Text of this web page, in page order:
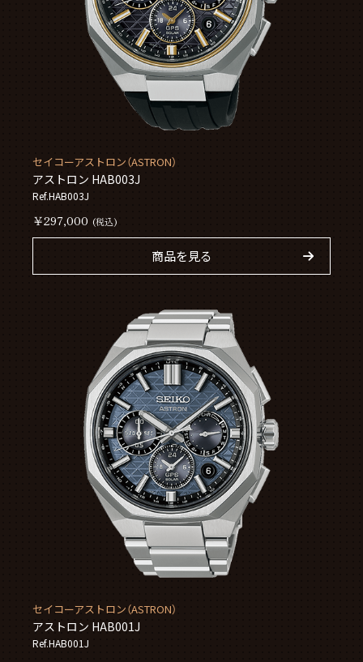
セイコーアストロン（ASTRON）
アストロン HAB003J
Ref.HAB003J
￥297,000 (税込)
商品を見る
セイコーアストロン（ASTRON）
アストロン HAB001J
Ref.HAB001J